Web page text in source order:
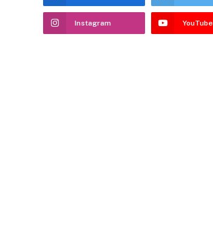
Instagram YouTube